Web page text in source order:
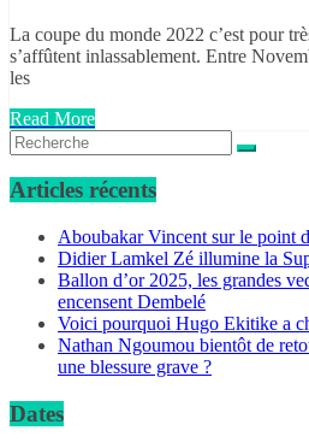
La coupe du monde 2022 c’est pour
s’affûtent inlassablement. Entre
les
Read More
Articles récents
Aboubakar Vincent sur le point
Didier Lamkel Zé illumine la
Ballon d’or 2025, les grandes
encensent Dembelé
Voici pourquoi Hugo Ekitike a
Nathan Ngoumou bientôt de
une blessure grave ?
Dates